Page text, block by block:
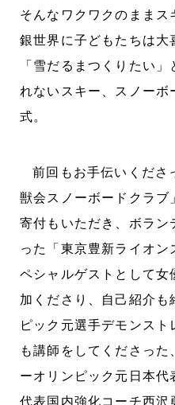
そんなワクワクのまま
銀世界に子どもたちは大
「雪だるまつくりたい
れないスキー、スノー
式。
前回もお手伝いくださ
獣会スノーボードクラ
寄付もいただき、ボラン
った「東京豊新ライオ
ペシャルゲストとして
加くださり、自己紹介
ピック元選手デモンス
も講師をしてくださっ
ーオリンピック元日本
代表国内強化コーチ西